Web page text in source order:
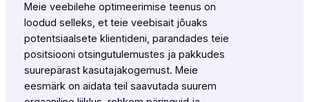
Meie veebilehe optimeerimise teenus on
loodud selleks, et teie veebisait jõuaks
potentsiaalsete klientideni, parandades teie
positsiooni otsingutulemustes ja pakkudes
suurepärast kasutajakogemust. Meie
eesmärk on aidata teil saavutada suurem